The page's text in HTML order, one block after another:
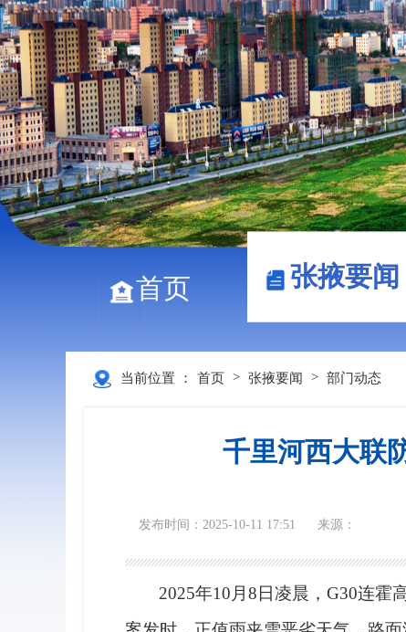
首页 张掖要闻
当前位置 ： 首页 > 张掖要闻 > 部门动态
千里河西大联
发布时间：2025-10-11 17:51 来源：
2025年10月8日凌晨，G30连霍